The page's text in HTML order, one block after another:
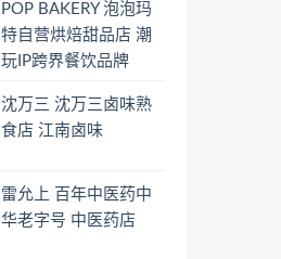
POP BAKERY 泡泡玛
特自营烘焙甜品店 潮
玩IP跨界餐饮品牌
沈万三 沈万三卤味熟
食店 江南卤味
雷允上 百年中医药中
华老字号 中医药店